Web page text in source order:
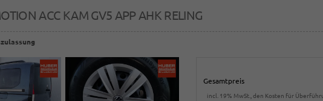
ACC KAM GV5 APP AHK RELING
Gesamtpreis
incl. 19% MwSt., den Kosten für